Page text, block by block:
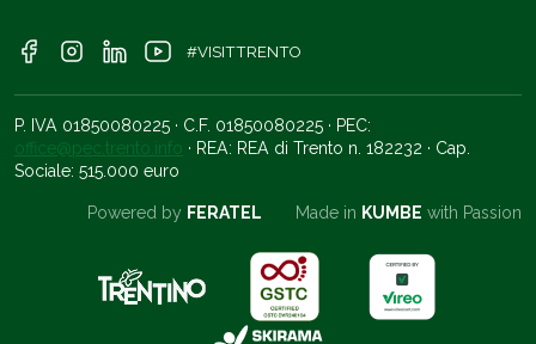
#VISITTRENTO
P. IVA 01850080225 · C.F. 01850080225 · PEC:
office@pec.trento.info · REA: REA di Trento n. 182232 · Cap.
Sociale: 515.000 euro
Powered by FERATEL Made in KUMBE with Passion